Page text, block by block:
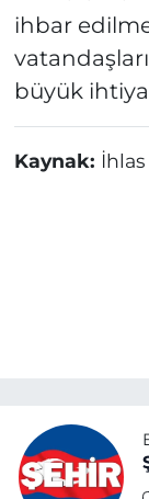
ihbar
büyük
Kaynak: